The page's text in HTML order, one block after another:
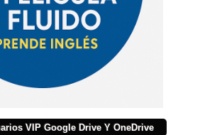
VIP Google Drive Y OneDrive